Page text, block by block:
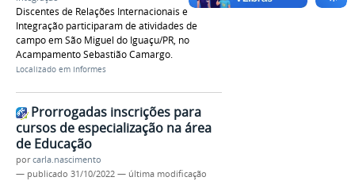
Discentes de Relações Internacionais e
Integração participaram de atividades de
campo em São Miguel do Iguaçu/PR, no
Acampamento Sebastião Camargo.
Localizado em Informes
Prorrogadas inscrições para
cursos de especialização na área
de Educação
porcarla.nascimento
— publicado 31/10/2022 — última modificação